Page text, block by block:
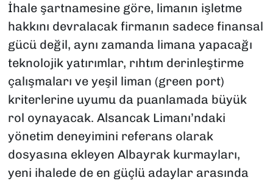
İhale şartnamesine göre, limanın işletme
hakkını devralacak firmanın sadece finansal
gücü değil, aynı zamanda limana yapacağı
teknolojik yatırımlar, rıhtım derinleştirme
çalışmaları ve yeşil liman (green port)
kriterlerine uyumu da puanlamada büyük
rol oynayacak. Alsancak Limanı’ndaki
yönetim deneyimini referans olarak
dosyasına ekleyen Albayrak kurmayları,
yeni ihalede de en güçlü adaylar arasında